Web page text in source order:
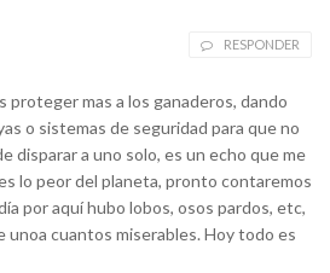
RESPONDER
proteger mas a los ganaderos, dando
o sistemas de seguridad para que no
disparar a uno solo, es un echo que me
lo peor del planeta, pronto contaremos
por aquí hubo lobos, osos pardos, etc,
unoa cuantos miserables. Hoy todo es